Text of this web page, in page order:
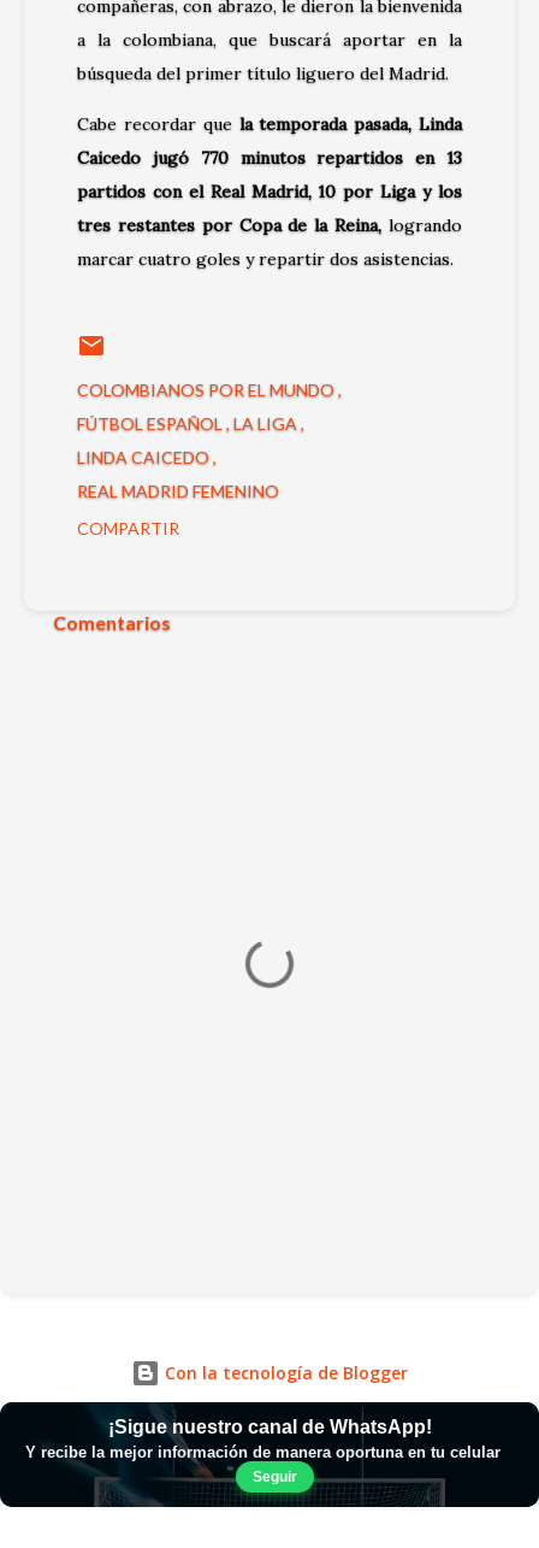
compañeras, con abrazo, le dieron la bienvenida
a la colombiana, que buscará aportar en la
búsqueda del primer título liguero del Madrid.
Cabe recordar quela temporada pasada, Linda
Caicedo jugó 770 minutos repartidos en 13
partidos con el Real Madrid, 10 por Liga y los
tres restantes por Copa de la Reina, logrando
marcar cuatro goles y repartir dos asistencias.
COLOMBIANOS POR EL MUNDO
FÚTBOL ESPAÑOL LA LIGA
LINDA CAICEDO
REAL MADRID FEMENINO
COMPARTIR
Comentarios
Con la tecnología de Blogger
¡Sigue nuestro canal de WhatsApp!
Y recibe la mejor información de manera oportuna en tu celular
Seguir